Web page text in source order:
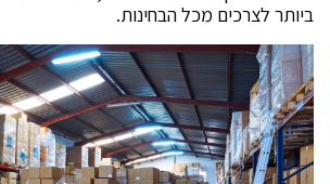
ביותר לצרכים מכל הבחינות.